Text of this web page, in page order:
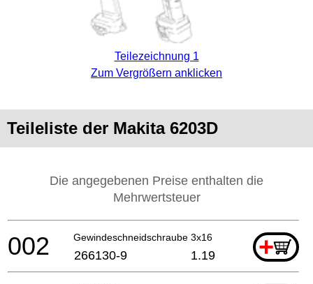
Teilezeichnung 1
Zum Vergrößern anklicken
Teileliste der Makita 6203D
Die angegebenen Preise enthalten die
Mehrwertsteuer
Gewindeschneidschraube 3x16 +
002 266130-9 1.19